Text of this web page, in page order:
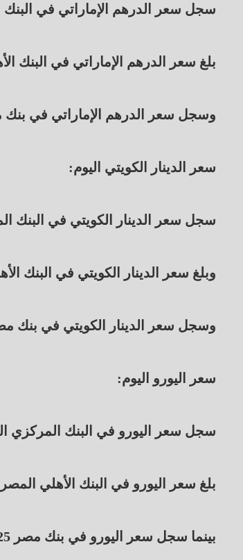
سجل سعر الدرهم الإماراتي في البنك المركزي المصري 13.17
بلغ سعر الدرهم الإماراتي في البنك الأهلي المصري 13.16 جنيه
وسجل سعر الدرهم الإماراتي في بنك مصر 13.16 جنيه للشراء، و 13.20
سعر الدينار الكويتي اليوم:
سجل سعر الدينار الكويتي في البنك المركزي المصرى 158.36 جنيه
وبلغ سعر الدينار الكويتي في البنك الأهلي المصرى 157.70 جنيه
وسجل سعر الدينار الكويتي في بنك مصر 157.73 جنيه للشراء، و 158.75 جنيه
سعر اليورو اليوم:
سجل سعر اليورو في البنك المركزي المصري 56.56 جنيه للشراء، و
بلغ سعر اليورو في البنك الأهلي المصري 56.25 جنيه للشراء، و 56.51 جنيه
بينما سجل سعر اليورو في بنك مصر 56.25 جنيه للشراء، و 56.51 جنيه للبيع.